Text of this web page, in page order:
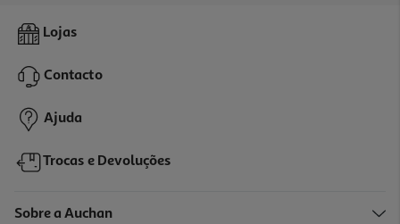
Adaptador Usb Wi-Fi Qilive 600116719 Dual Band Os-0235
10,99 €
Lojas
Contacto
Ajuda
Trocas e Devoluções
Sobre a Auchan